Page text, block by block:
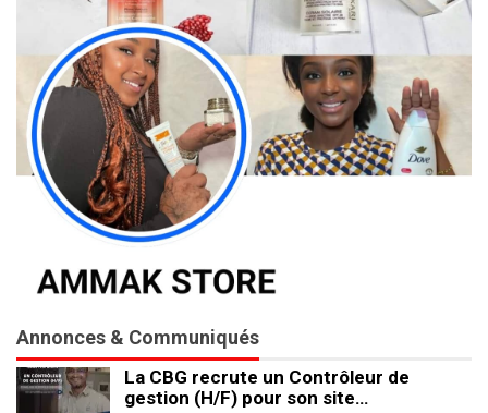
Annonces & Communiqués
La CBG recrute un Contrôleur de
gestion (H/F) pour son site…